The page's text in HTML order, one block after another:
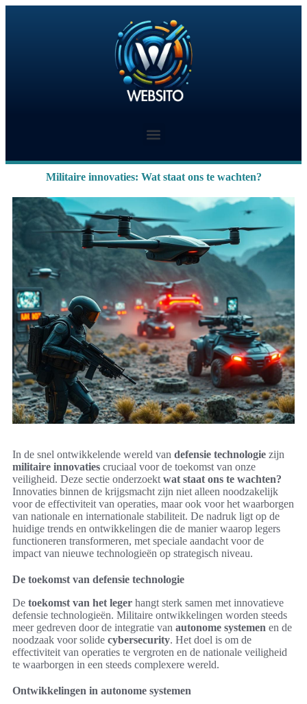
Militaire innovaties: Wat staat ons te wachten?
In de snel ontwikkelende wereld van defensie technologie zijn
militaire innovaties cruciaal voor de toekomst van onze
veiligheid. Deze sectie onderzoekt wat staat ons te wachten?
Innovaties binnen de krijgsmacht zijn niet alleen noodzakelijk
voor de effectiviteit van operaties, maar ook voor het waarborgen
van nationale en internationale stabiliteit. De nadruk ligt op de
huidige trends en ontwikkelingen die de manier waarop legers
functioneren transformeren, met speciale aandacht voor de
impact van nieuwe technologieën op strategisch niveau.
De toekomst van defensie technologie
De toekomst van het leger hangt sterk samen met innovatieve
defensie technologieën. Militaire ontwikkelingen worden steeds
meer gedreven door de integratie van autonome systemen en de
noodzaak voor solide cybersecurity. Het doel is om de
effectiviteit van operaties te vergroten en de nationale veiligheid
te waarborgen in een steeds complexere wereld.
Ontwikkelingen in autonome systemen